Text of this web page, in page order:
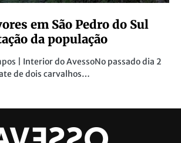
em São Pedro do Sul
da população
| Interior do AvessoNo passado dia 2
de dois carvalhos…